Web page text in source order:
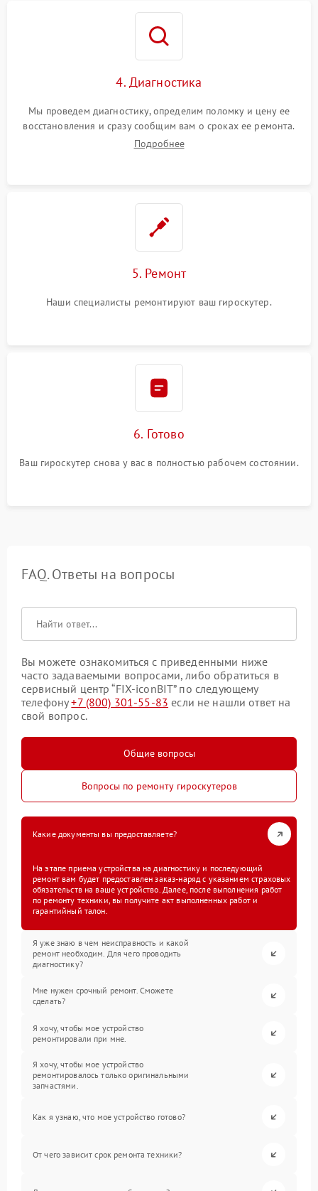
4. Диагностика
Мы проведем диагностику, определим поломку и цену ее
восстановления и сразу сообщим вам о сроках ее ремонта.
Подробнее
5. Ремонт
Наши специалисты ремонтируют ваш гироскутер.
6. Готово
Ваш гироскутер снова у вас в полностью рабочем состоянии.
FAQ. Ответы на вопросы
Вы можете ознакомиться с приведенными ниже
часто задаваемыми вопросами, либо обратиться в
сервисный центр “FIX-iconBIT” по следующему
телефону+7 (800) 301-55-83 если не нашли ответ на
свой вопрос.
Общие вопросы
Вопросы по ремонту гироскутеров
Какие документы вы предоставляете?
На этапе приема устройства на диагностику и последующий
ремонт вам будет предоставлен заказ-наряд с указанием страховых
обязательств на ваше устройство. Далее, после выполнения работ
по ремонту техники, вы получите акт выполненных работ и
гарантийный талон.
Я уже знаю в чем неисправность и какой
ремонт необходим. Для чего проводить
диагностику?
Мне нужен срочный ремонт. Сможете
сделать?
Я хочу, чтобы мое устройство
ремонтировали при мне.
Я хочу, чтобы мое устройство
ремонтировалось только оригинальными
запчастями.
Как я узнаю, что мое устройство готово?
От чего зависит срок ремонта техники?